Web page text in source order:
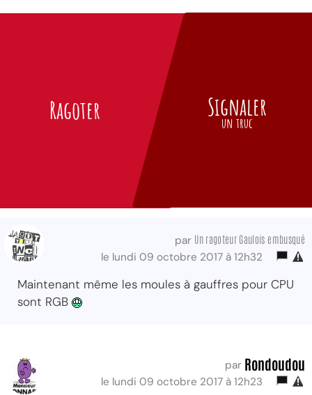
Ragoter Signaler
un truc
par Un ragoteur Gaulois embusqué
le lundi 09 octobre 2017 à 12h32
Maintenant même les moules à gauffres pour CPU
sont RGB
par Rondoudou
le lundi 09 octobre 2017 à 12h23